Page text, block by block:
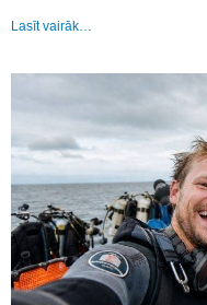
Lasīt vairāk…